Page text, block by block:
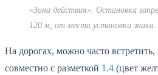
«Зона действия». Остановка
120 м, от места установки знака.
На дорогах, можно часто
совместно с разметкой 1.4 (цвет